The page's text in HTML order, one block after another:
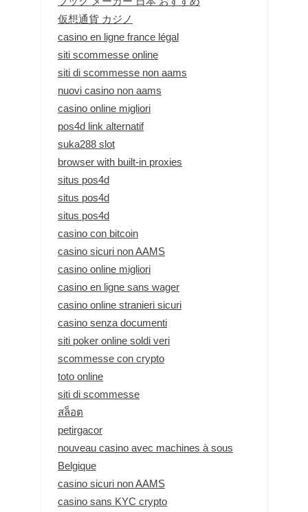
仮想通貨 カジノ
casino en ligne france légal
siti scommesse online
siti di scommesse non aams
nuovi casino non aams
casino online migliori
pos4d link alternatif
suka288 slot
browser with built-in proxies
situs pos4d
situs pos4d
situs pos4d
casino con bitcoin
casino sicuri non AAMS
casino online migliori
casino en ligne sans wager
casino online stranieri sicuri
casino senza documenti
siti poker online soldi veri
scommesse con crypto
toto online
siti di scommesse
สล็อต
petirgacor
nouveau casino avec machines à sous
Belgique
casino sicuri non AAMS
casino sans KYC crypto